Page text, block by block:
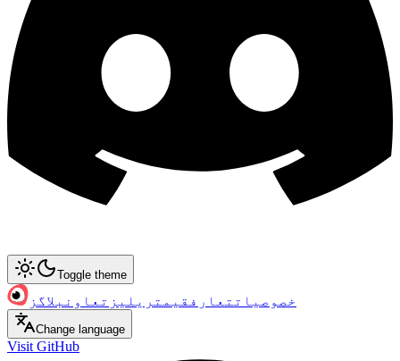
Toggle theme
خصوصیات تعارف قیمت ریلیز تعاون بلاگز
Change language
Visit GitHub